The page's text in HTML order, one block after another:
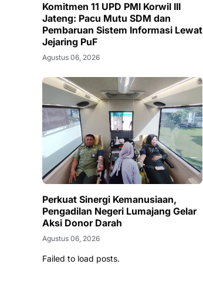
Komitmen 11 UPD PMI Korwil III
Jateng: Pacu Mutu SDM dan
Pembaruan Sistem Informasi Lewat
Jejaring PuF
Agustus 06, 2026
Perkuat Sinergi Kemanusiaan,
Pengadilan Negeri Lumajang Gelar
Aksi Donor Darah
Agustus 06, 2026
Failed to load posts.